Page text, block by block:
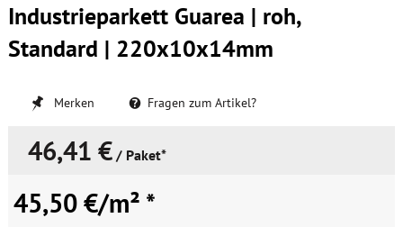
Industrieparkett Guarea | roh,
Standard | 220x10x14mm
Merken Fragen zum Artikel?
46,41 € / Paket*
45,50 €/m² *